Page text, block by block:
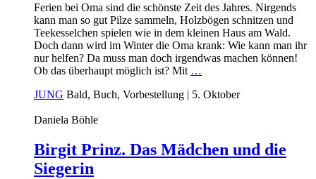
Ferien bei Oma sind die schönste Zeit des Jahres. Nirgends
kann man so gut Pilze sammeln, Holzbögen schnitzen und
Teekesselchen spielen wie in dem kleinen Haus am Wald.
Doch dann wird im Winter die Oma krank: Wie kann man ihr
nur helfen? Da muss man doch irgendwas machen können!
Ob das überhaupt möglich ist? Mit …
JUNG Bald, Buch, Vorbestellung | 5. Oktober
Daniela Böhle
Birgit Prinz. Das Mädchen und die
Siegerin